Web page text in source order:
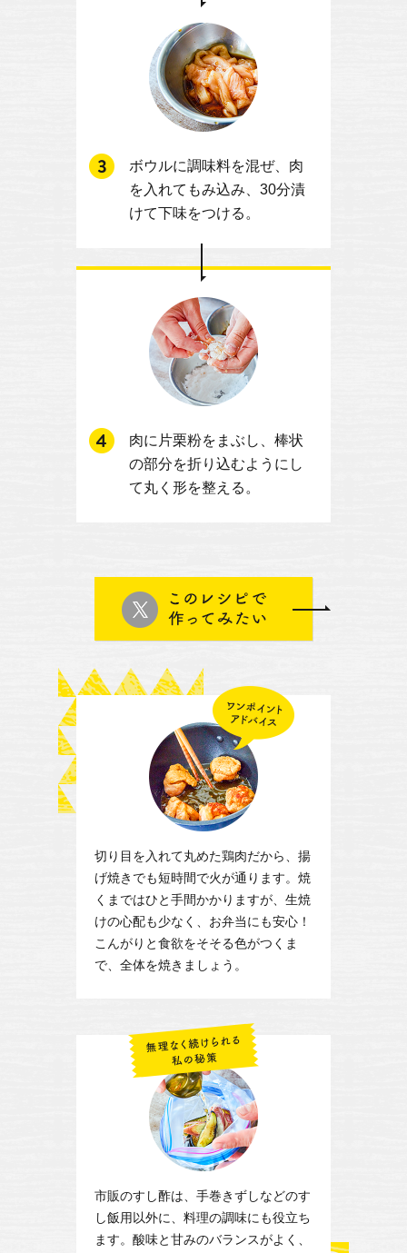
ボウルに調味料を混ぜ、肉
を入れてもみ込み、30分漬
けて下味をつける。
肉に片栗粉をまぶし、棒状
の部分を折り込むようにし
て丸く形を整える。
切り目を入れて丸めた鶏肉だから、揚
げ焼きでも短時間で火が通ります。焼
くまではひと手間かかりますが、生焼
けの心配も少なく、お弁当にも安心！
こんがりと食欲をそそる色がつくま
で、全体を焼きましょう。
市販のすし酢は、手巻きずしなどのす
し飯用以外に、料理の調味にも役立ち
ます。酸味と甘みのバランスがよく、